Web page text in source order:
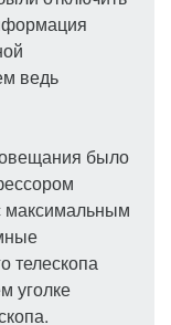
ведь
было
максимальным
телескопа
уголке